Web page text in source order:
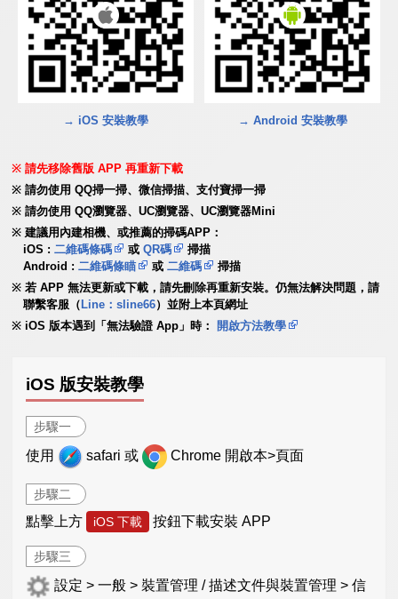
→ iOS 安裝教學 → Android 安裝教學
請先移除舊版 APP 再重新下載
請勿使用 QQ掃一掃、微信掃描、支付寶掃一掃
請勿使用 QQ瀏覽器、UC瀏覽器、UC瀏覽器Mini
建議用內建相機、或推薦的掃碼APP：
iOS :二維碼條碼 或QR碼
掃描
Android :二維碼條瞄 或二維碼
掃描
若 APP 無法更新或下載，請先刪除再重新安裝。仍無法解決問題，請
聯繫客服（ Line：sline66）並附上本頁網址
iOS 版本遇到「無法驗證 App」時：
開啟方法教學
iOS 版安裝教學
步驟一
使用 safari 或 Chrome 開啟本>頁面
步驟二
點擊上方 iOS 下載 按鈕下載安裝 APP
步驟三
設定 > 一般 > 裝置管理 / 描述文件與裝置管理 > 信